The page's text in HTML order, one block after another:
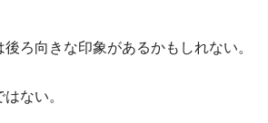
ろ向きな印象があるかもしれない。
ない。